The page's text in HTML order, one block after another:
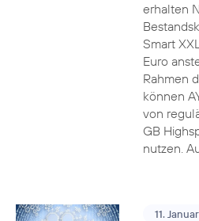
erhalten
Smart
Euro
Rahmen
können
von
GB
nutzen.
11.